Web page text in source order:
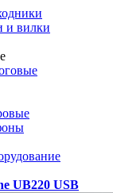
и вилки
UB220 USB